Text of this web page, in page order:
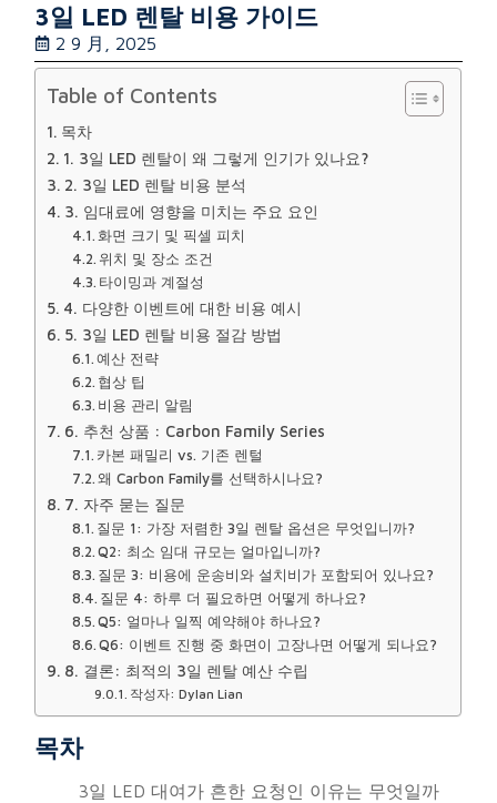
3일 LED 렌탈 비용 가이드
2 9 月, 2025
Table of Contents
목차
1. 3일 LED 렌탈이 왜 그렇게 인기가 있나요?
2. 3일 LED 렌탈 비용 분석
3. 임대료에 영향을 미치는 주요 요인
화면 크기 및 픽셀 피치
위치 및 장소 조건
타이밍과 계절성
4. 다양한 이벤트에 대한 비용 예시
5. 3일 LED 렌탈 비용 절감 방법
예산 전략
협상 팁
비용 관리 알림
6. 추천 상품 : Carbon Family Series
카본 패밀리 vs. 기존 렌털
왜 Carbon Family를 선택하시나요?
7. 자주 묻는 질문
질문 1: 가장 저렴한 3일 렌탈 옵션은 무엇입니까?
Q2: 최소 임대 규모는 얼마입니까?
질문 3: 비용에 운송비와 설치비가 포함되어 있나요?
질문 4: 하루 더 필요하면 어떻게 하나요?
Q5: 얼마나 일찍 예약해야 하나요?
Q6: 이벤트 진행 중 화면이 고장나면 어떻게 되나요?
8. 결론: 최적의 3일 렌탈 예산 수립
작성자: Dylan Lian
목차
3일 LED 대여가 흔한 요청인 이유는 무엇일까